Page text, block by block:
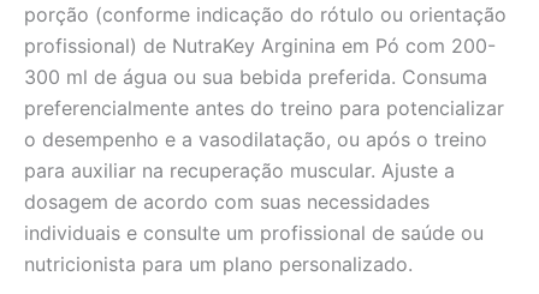
porção (conforme indicação do rótulo ou orientação
profissional) de NutraKey Arginina em Pó com 200-
300 ml de água ou sua bebida preferida. Consuma
preferencialmente antes do treino para potencializar
o desempenho e a vasodilatação, ou após o treino
para auxiliar na recuperação muscular. Ajuste a
dosagem de acordo com suas necessidades
individuais e consulte um profissional de saúde ou
nutricionista para um plano personalizado.